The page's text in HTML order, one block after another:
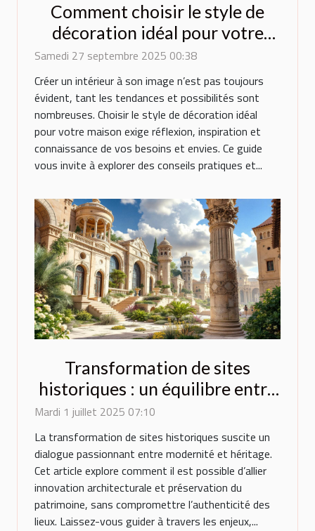
Comment choisir le style de
décoration idéal pour votre
maison ?
Samedi 27 septembre 2025 00:38
Créer un intérieur à son image n’est pas toujours
évident, tant les tendances et possibilités sont
nombreuses. Choisir le style de décoration idéal
pour votre maison exige réflexion, inspiration et
connaissance de vos besoins et envies. Ce guide
vous invite à explorer des conseils pratiques et...
Transformation de sites
historiques : un équilibre entre
innovation et préservation
Mardi 1 juillet 2025 07:10
La transformation de sites historiques suscite un
dialogue passionnant entre modernité et héritage.
Cet article explore comment il est possible d’allier
innovation architecturale et préservation du
patrimoine, sans compromettre l’authenticité des
lieux. Laissez-vous guider à travers les enjeux,...